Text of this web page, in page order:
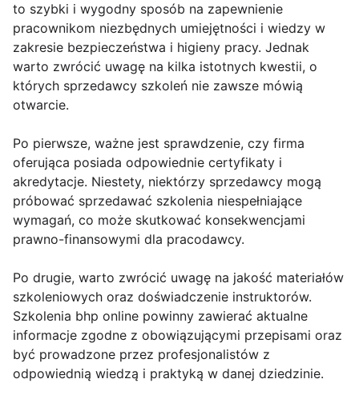
to szybki i wygodny sposób na zapewnienie
pracownikom niezbędnych umiejętności i wiedzy w
zakresie bezpieczeństwa i higieny pracy. Jednak
warto zwrócić uwagę na kilka istotnych kwestii, o
których sprzedawcy szkoleń nie zawsze mówią
otwarcie.
Po pierwsze, ważne jest sprawdzenie, czy firma
oferująca posiada odpowiednie certyfikaty i
akredytacje. Niestety, niektórzy sprzedawcy mogą
próbować sprzedawać szkolenia niespełniające
wymagań, co może skutkować konsekwencjami
prawno-finansowymi dla pracodawcy.
Po drugie, warto zwrócić uwagę na jakość materiałów
szkoleniowych oraz doświadczenie instruktorów.
Szkolenia bhp online powinny zawierać aktualne
informacje zgodne z obowiązującymi przepisami oraz
być prowadzone przez profesjonalistów z
odpowiednią wiedzą i praktyką w danej dziedzinie.